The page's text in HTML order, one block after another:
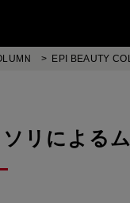
> EPI BEAUTY
リによる